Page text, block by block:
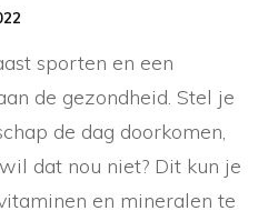
sporten en een
de gezondheid. Stel je
de dag doorkomen,
dat nou niet? Dit kun je
en mineralen te